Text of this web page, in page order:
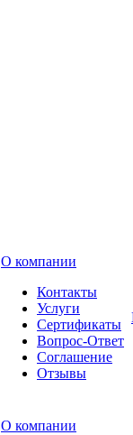
О компании
Контакты
Услуги
Сертификаты
Вопрос-Ответ
Соглашение
Отзывы
О компании